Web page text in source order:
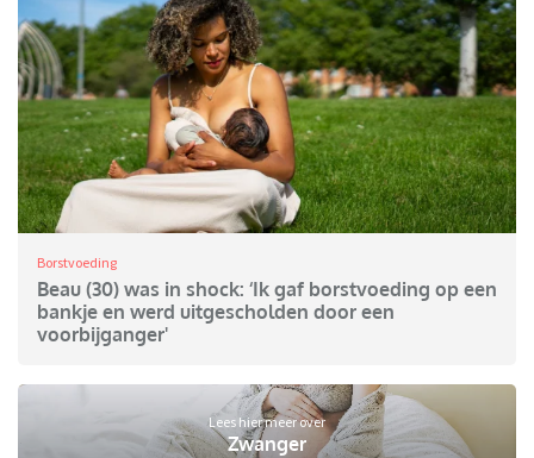
Borstvoeding
Beau (30) was in shock: ‘Ik gaf borstvoeding op een
bankje en werd uitgescholden door een
voorbijganger'
Lees hier meer over
Zwanger